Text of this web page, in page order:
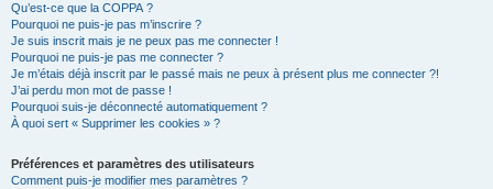
Qu’est-ce que la COPPA ?
Pourquoi ne puis-je pas m’inscrire ?
Je suis inscrit mais je ne peux pas me connecter !
Pourquoi ne puis-je pas me connecter ?
Je m’étais déjà inscrit par le passé mais ne peux à présent plus me connecter ?!
J’ai perdu mon mot de passe !
Pourquoi suis-je déconnecté automatiquement ?
À quoi sert « Supprimer les cookies » ?
Préférences et paramètres des utilisateurs
Comment puis-je modifier mes paramètres ?